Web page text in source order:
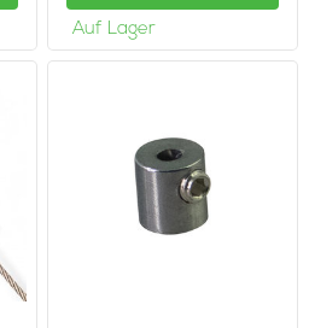
Auf Lager